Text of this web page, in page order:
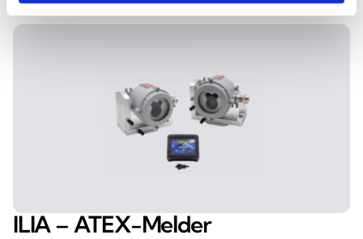
ILIA – ATEX-Melder